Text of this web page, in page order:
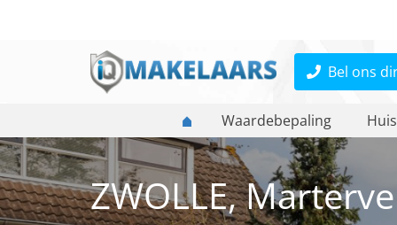
Bel ons
Waardebepaling
ZWOLLE,